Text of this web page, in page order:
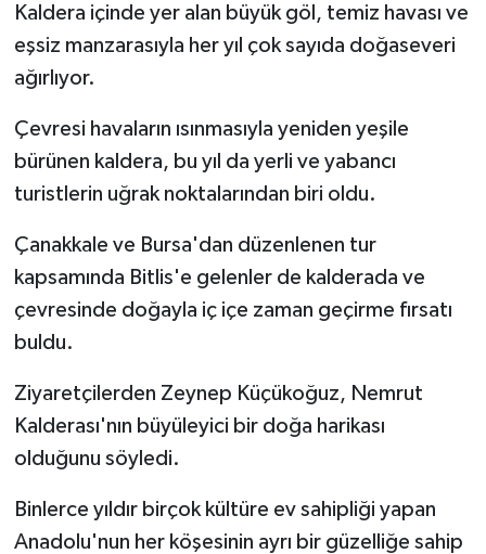
Kaldera içinde yer alan büyük göl, temiz havası ve
eşsiz manzarasıyla her yıl çok sayıda doğaseveri
ağırlıyor.
Çevresi havaların ısınmasıyla yeniden yeşile
bürünen kaldera, bu yıl da yerli ve yabancı
turistlerin uğrak noktalarından biri oldu.
Çanakkale ve Bursa'dan düzenlenen tur
kapsamında Bitlis'e gelenler de kalderada ve
çevresinde doğayla iç içe zaman geçirme fırsatı
buldu.
Ziyaretçilerden Zeynep Küçükoğuz, Nemrut
Kalderası'nın büyüleyici bir doğa harikası
olduğunu söyledi.
Binlerce yıldır birçok kültüre ev sahipliği yapan
Anadolu'nun her köşesinin ayrı bir güzelliğe sahip